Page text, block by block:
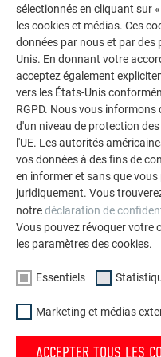
La galerie de
polyvalence de
impressionnants avec
durables de PREFA
façades.
VOIR DAVANTAGE DE
sélectionnés en cliquant sur
les cookies et médias. Ces
données par nous et par
Unis. En donnant votre
acceptez également
vers les États-Unis
RGPD. Nous vous
d'un niveau de protection
l'UE. Les autorités
vos données à des fins de
en informer et sans que
juridiquement. Vous
notredéclaration de
Vous pouvez révoquer votre
les paramètres des cookies.
Essentiels
Marketing et médias
ACCEPTER TOUS LES